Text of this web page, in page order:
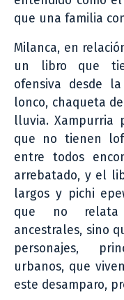
que una familia
Milanca, en
un libro que
ofensiva desde
lonco, chaqueta
lluvia. Xampurria
que no tienen
entre todos
arrebatado, y el
largos y pichi
que no relata
ancestrales, sino
personajes,
urbanos, que
este desamparo,